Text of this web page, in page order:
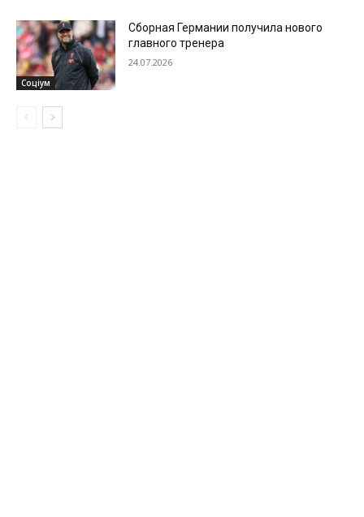
Соціум
Сборная Германии получила нового
главного тренера
24.07.2026